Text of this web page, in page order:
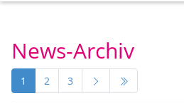
News-Archiv
1 2 3